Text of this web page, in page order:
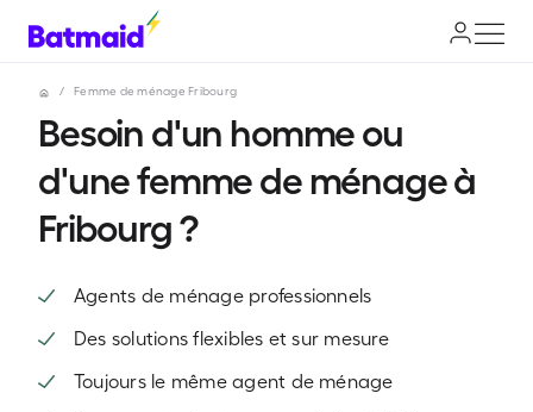
/ Femme de ménage Fribourg
Besoin d'un homme ou
d'une femme de ménage à
Fribourg ?
Agents de ménage professionnels
Des solutions flexibles et sur mesure
Toujours le même agent de ménage